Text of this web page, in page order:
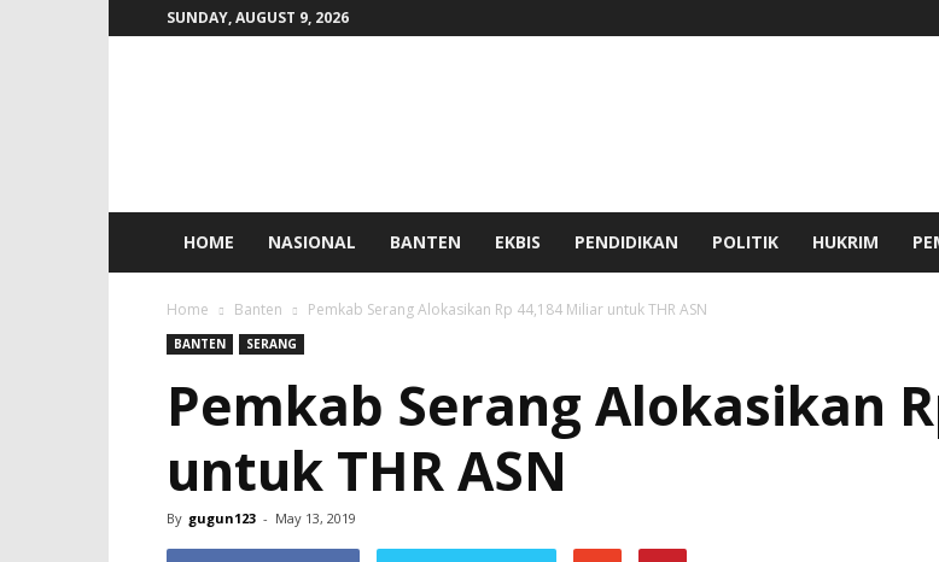
SUNDAY, AUGUST 9, 2026
HOME NASIONAL BANTEN EKBIS PENDIDIKAN POLITIK HUKRIM
Home Banten Pemkab Serang Alokasikan Rp 44,184 Miliar untuk THR ASN
BANTEN SERANG
Pemkab Serang Alokasikan
untuk THR ASN
By gugun123 - May 13, 2019